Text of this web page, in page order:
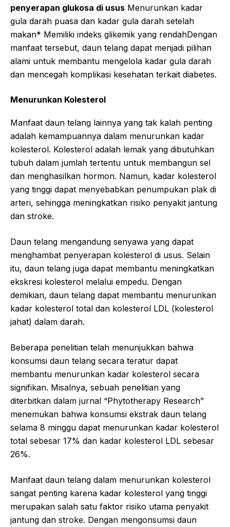
penyerapan glukosa di usus Menurunkan kadar
gula darah puasa dan kadar gula darah setelah
makan* Memiliki indeks glikemik yang rendahDengan
manfaat tersebut, daun telang dapat menjadi pilihan
alami untuk membantu mengelola kadar gula darah
dan mencegah komplikasi kesehatan terkait diabetes.
Menurunkan Kolesterol
Manfaat daun telang lainnya yang tak kalah penting
adalah kemampuannya dalam menurunkan kadar
kolesterol. Kolesterol adalah lemak yang dibutuhkan
tubuh dalam jumlah tertentu untuk membangun sel
dan menghasilkan hormon. Namun, kadar kolesterol
yang tinggi dapat menyebabkan penumpukan plak di
arteri, sehingga meningkatkan risiko penyakit jantung
dan stroke.
Daun telang mengandung senyawa yang dapat
menghambat penyerapan kolesterol di usus. Selain
itu, daun telang juga dapat membantu meningkatkan
ekskresi kolesterol melalui empedu. Dengan
demikian, daun telang dapat membantu menurunkan
kadar kolesterol total dan kolesterol LDL (kolesterol
jahat) dalam darah.
Beberapa penelitian telah menunjukkan bahwa
konsumsi daun telang secara teratur dapat
membantu menurunkan kadar kolesterol secara
signifikan. Misalnya, sebuah penelitian yang
diterbitkan dalam jurnal “Phytotherapy Research”
menemukan bahwa konsumsi ekstrak daun telang
selama 8 minggu dapat menurunkan kadar kolesterol
total sebesar 17% dan kadar kolesterol LDL sebesar
26%.
Manfaat daun telang dalam menurunkan kolesterol
sangat penting karena kadar kolesterol yang tinggi
merupakan salah satu faktor risiko utama penyakit
jantung dan stroke. Dengan mengonsumsi daun